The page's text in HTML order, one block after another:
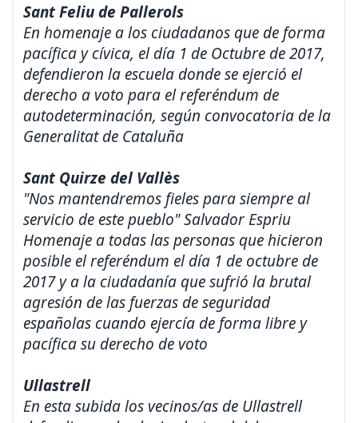
Sant Feliu de Pallerols
En homenaje a los ciudadanos que de forma
pacífica y cívica, el día 1 de Octubre de 2017,
defendieron la escuela donde se ejerció el
derecho a voto para el referéndum de
autodeterminación, según convocatoria de la
Generalitat de Cataluña
Sant Quirze del Vallès
"Nos mantendremos fieles para siempre al
servicio de este pueblo" Salvador Espriu
Homenaje a todas las personas que hicieron
posible el referéndum el día 1 de octubre de
2017 y a la ciudadanía que sufrió la brutal
agresión de las fuerzas de seguridad
españolas cuando ejercía de forma libre y
pacífica su derecho de voto
Ullastrell
En esta subida los vecinos/as de Ullastrell